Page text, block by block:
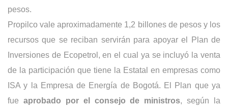
pesos.
Propilco vale aproximadamente 1,2 billones de pesos y los
recursos que se reciban servirán para apoyar el Plan de
Inversiones de Ecopetrol, en el cual ya se incluyó la venta
de la participación que tiene la Estatal en empresas como
ISA y la Empresa de Energía de Bogotá. El Plan que ya
fue aprobado por el consejo de ministros, según la